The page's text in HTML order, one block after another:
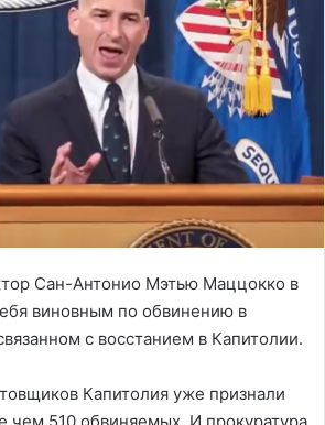
Сан-Антонио Мэтью Маццокко в
виновным по обвинению в
с восстанием в Капитолии.
Капитолия уже признали